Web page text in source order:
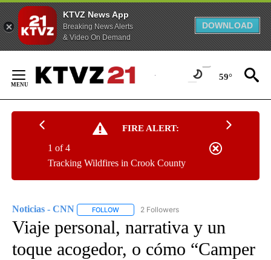
KTVZ News App
Breaking News Alerts
& Video On Demand
DOWNLOAD
Content
59°
FIRE ALERT:
Tracking Wildfires in Crook County
1 of 4
Noticias - CNN FOLLOW FOLLOW "NOTICIAS - CNN" TO RECEIVE
2 Followers
Viaje personal, narrativa y un
toque acogedor, o cómo “Camper